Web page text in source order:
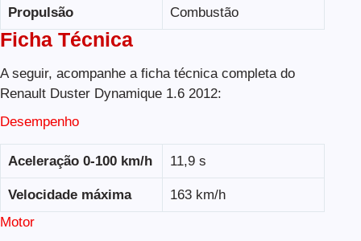
Propulsão Combustão
Ficha Técnica
A seguir, acompanhe a ficha técnica completa do
Renault Duster Dynamique 1.6 2012:
Desempenho
Aceleração 0-100 km/h 11,9 s
Velocidade máxima
163 km/h
Motor